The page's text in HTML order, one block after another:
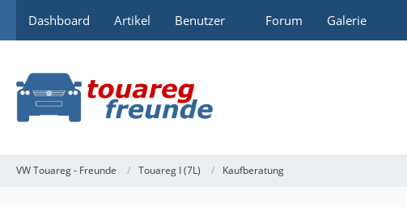
Dashboard Artikel Benutzer Forum Galerie
VW Touareg - Freunde Touareg I (7L) Kaufberatung